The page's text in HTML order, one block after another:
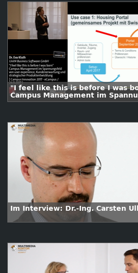
"I feel like this is before I was
Campus Management im
user experience,
Im Interview: Dr.-Ing. Carsten